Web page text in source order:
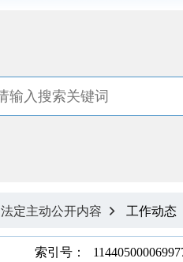
法定主动公开内容  工作动态
索引号：